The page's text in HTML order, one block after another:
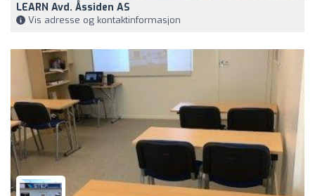
LEARN Avd. Åssiden AS
Vis adresse og kontaktinformasjon